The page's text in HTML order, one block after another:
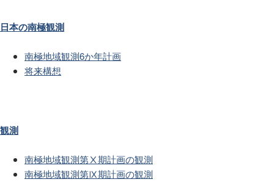
日本の南極観測
南極地域観測6か年計画
将来構想
観測
南極地域観測第Ⅹ期計画の観測
南極地域観測第Ⅸ期計画の観測